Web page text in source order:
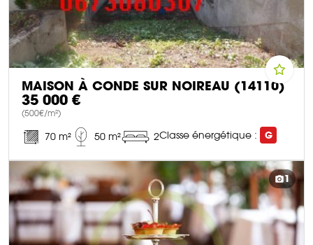
MAISON À CONDE SUR NOIREAU (14110)
35 000 €
(500€/m²)
70 m² 50 m² 2Classe énergétique : G
DÉCOUVRIR CE BIEN
1